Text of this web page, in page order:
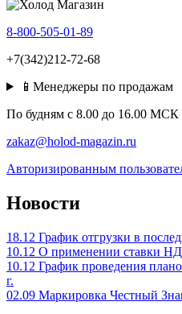
8-800-505-01-89
+7(342)212-72-68
📱Менеджеры по продажам
По будням c 8.00 до 16.00 МСК
zakaz@holod-magazin.ru
Авторизированным
Новости
18.12 График отгрузки в
10.12 О применении ставки
10.12 График проведения
г.
02.09 Маркировка Честный